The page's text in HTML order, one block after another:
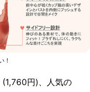
！
(1,760円)、人気の